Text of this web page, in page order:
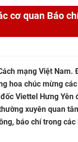
cơ quan Báo
mạng Việt
hoa chúc mừng
Viettel Hưng
xuyên quan
báo chí trong